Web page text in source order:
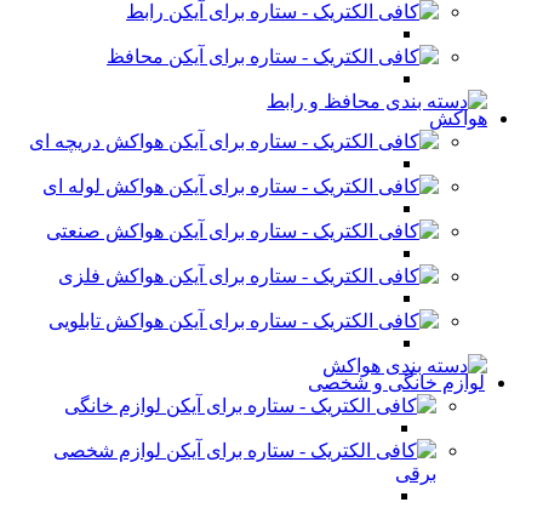
رابط
محافظ
هواکش
هواکش دریچه ای
هواکش لوله ای
هواکش صنعتی
هواکش فلزی
هواکش تابلویی
لوازم خانگی و شخصی
لوازم خانگی
لوازم شخصی
برقی